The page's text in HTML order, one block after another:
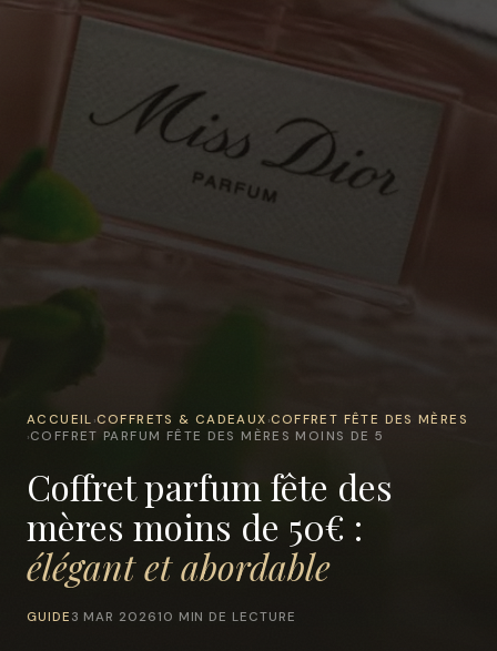
ACCUEIL ›COFFRETS & CADEAUX ›COFFRET FÊTE DES MÈRES
›COFFRET PARFUM FÊTE DES MÈRES MOINS DE 5
Coffret parfum fête des
mères moins de 50€ :
élégant et abordable
GUIDE 3 MAR 202610 MIN DE LECTURE